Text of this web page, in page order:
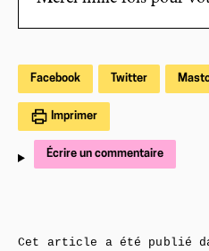
Facebook Twitter
Imprimer
Écrire un commentaire
Cet article a été publié